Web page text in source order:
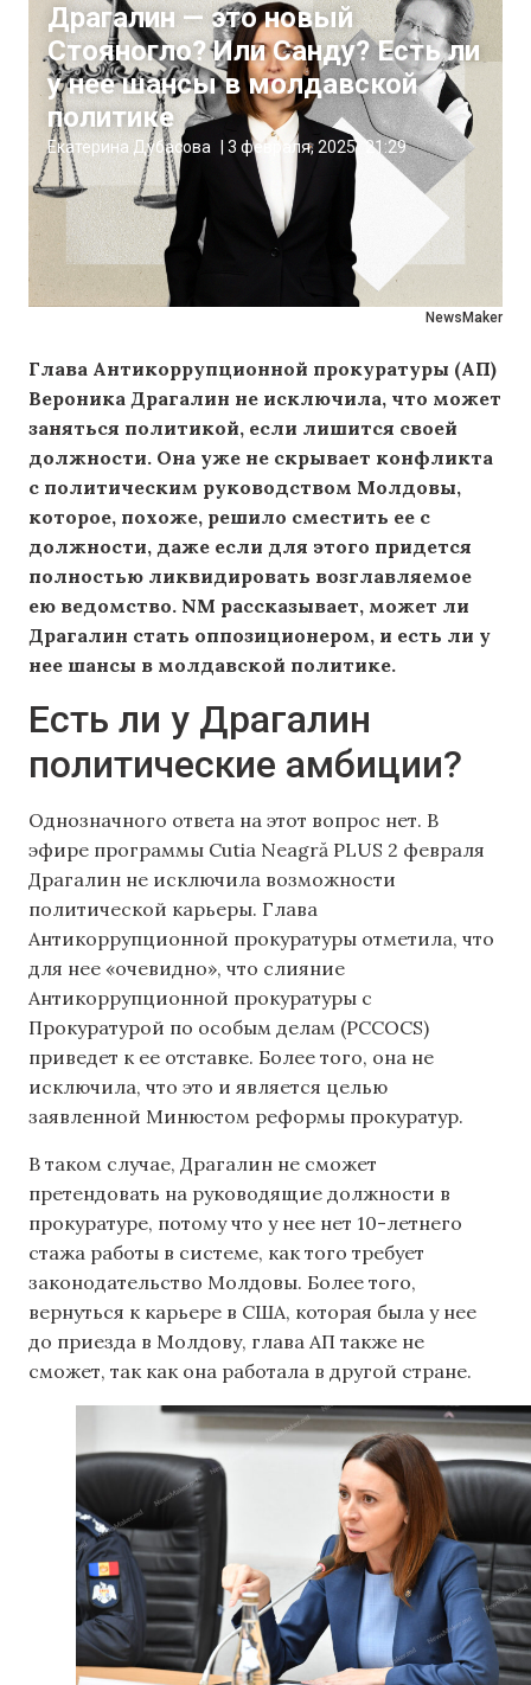
NewsMaker
Драгалин — это новый
Стояногло? Или Санду? Есть ли
у нее шансы в молдавской
политике
Екатерина Дубасова 3 февраля, 2025 21:29
Глава Антикоррупционной прокуратуры (АП)
Вероника Драгалин не исключила, что может
заняться политикой, если лишится своей
должности. Она уже не скрывает конфликта
с политическим руководством Молдовы,
которое, похоже, решило сместить ее с
должности, даже если для этого придется
полностью ликвидировать возглавляемое
ею ведомство. NM рассказывает, может ли
Драгалин стать оппозиционером, и есть ли у
нее шансы в молдавской политике.
Есть ли у Драгалин
политические амбиции?
Однозначного ответа на этот вопрос нет. В
эфире программы Cutia Neagră PLUS 2 февраля
Драгалин не исключила возможности
политической карьеры. Глава
Антикоррупционной прокуратуры отметила, что
для нее «очевидно», что слияние
Антикоррупционной прокуратуры с
Прокуратурой по особым делам (PCCOCS)
приведет к ее отставке. Более того, она не
исключила, что это и является целью
заявленной Минюстом реформы прокуратур.
В таком случае, Драгалин не сможет
претендовать на руководящие должности в
прокуратуре, потому что у нее нет 10-летнего
стажа работы в системе, как того требует
законодательство Молдовы. Более того,
вернуться к карьере в США, которая была у нее
до приезда в Молдову, глава АП также не
сможет, так как она работала в другой стране.